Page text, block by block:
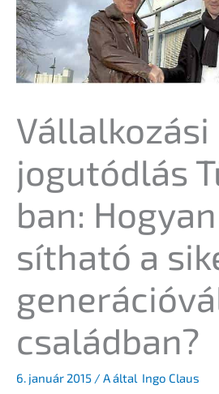
Vállal­ko­zá­si
jogutód­lás
ban:
sít­ha­tó a
családban?
6. január 2015 / A által Ingo Claus